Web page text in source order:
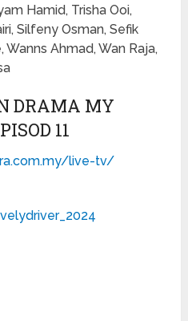
Hamid, Trisha Ooi,
Silfeny Osman, Sefik
Wanns Ahmad, Wan Raja,
DRAMA MY
11
live-tv/